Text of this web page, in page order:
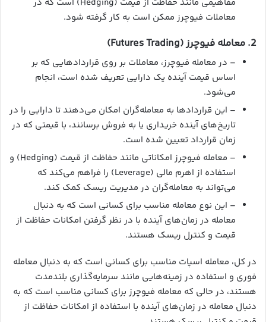
معاملات فیوچرز ممکن است به کار گرفته شود.
2. معامله فیوچرز (Futures Trading)
– در معامله فیوچرز، معاملات بر روی قراردادهایی که بر
اساس قیمت آینده یک دارایی تعریف شده است، انجام
می‌شود.
– این قراردادها به معامله‌گران امکان می‌دهند تا دارایی را در
تاریخ‌های آینده خریداری یا به فروش برسانند، با قیمتی که در
زمان قرارداد تعیین شده است.
– معامله فیوچرز امکاناتی مانند حفاظت از قیمت (Hedging) و
استفاده از اهرم مالی (Leverage) را فراهم می‌کند که
می‌تواند به معامله‌گران در مدیریت ریسک کمک کند.
– این نوع معامله مناسب برای کسانی است که به دنبال
معامله در زمان‌های آینده با در نظر گرفتن امکانات حفاظت از
قیمت و کنترل ریسک هستند.
در کل، معامله اسپات مناسب برای کسانی است که به دنبال معامله
فوری و استفاده در زمینه‌هایی مانند سرمایه‌گذاری بلندمدت
هستند، در حالی که معامله فیوچرز برای کسانی مناسب است که به
دنبال معامله در زمان‌های آینده با استفاده از امکانات حفاظت از